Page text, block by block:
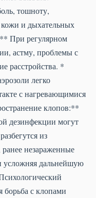
тошноту,
кожи и дыхательных
При регулярном
астму, проблемы с
расстройства. *
легко
с нагревающимися
клопов:**
дезинфекции могут
из
незараженные
усложняя дальнейшую
борьба с клопами